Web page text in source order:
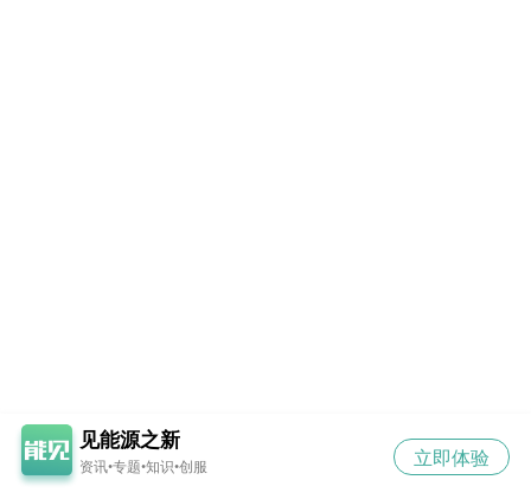
见能源之新
资讯•专题•知识•创服 立即体验